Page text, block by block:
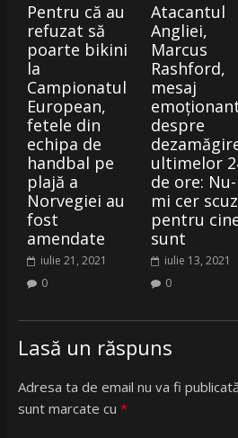
Pentru că au
refuzat să
poarte bikini
la
Campionatul
European,
fetele din
echipa de
handbal pe
plajă a
Norvegiei au
fost
amendate
iulie 21, 2021
0
Atacantul
Angliei,
Marcus
Rashford,
mesaj
despre
ultimelor
de ore: Nu-
mi cer
pentru
sunt
iulie 13, 2021
0
Lasă un răspuns
Adresa ta de email nu va fi
sunt marcate cu *